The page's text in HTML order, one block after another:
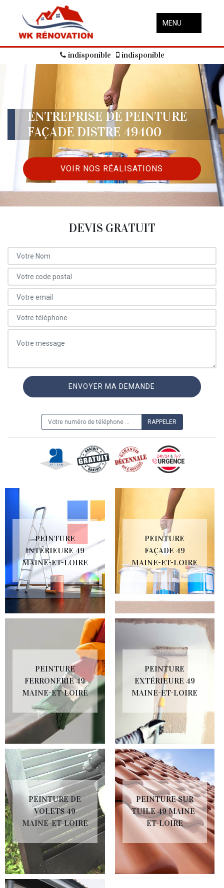
MENU
indisponible indisponible
ENTREPRISE DE PEINTURE
FAÇADE DISTRE 49400
VOIR NOS RÉALISATIONS
DEVIS GRATUIT
PEINTURE
INTÉRIEURE 49
MAINE-ET-LOIRE
PEINTURE
FAÇADE 49
MAINE-ET-LOIRE
PEINTURE
FERRONERIE 49
MAINE-ET-LOIRE
PEINTURE
EXTÉRIEURE 49
MAINE-ET-LOIRE
PEINTURE DE
VOLETS 49
MAINE-ET-LOIRE
PEINTURE SUR
TUILE 49 MAINE-
ET-LOIRE